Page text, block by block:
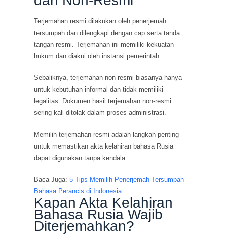
Terjemahan resmi dilakukan oleh penerjemah
tersumpah dan dilengkapi dengan cap serta tanda
tangan resmi. Terjemahan ini memiliki kekuatan
hukum dan diakui oleh instansi pemerintah.
Sebaliknya, terjemahan non-resmi biasanya hanya
untuk kebutuhan informal dan tidak memiliki
legalitas. Dokumen hasil terjemahan non-resmi
sering kali ditolak dalam proses administrasi.
Memilih terjemahan resmi adalah langkah penting
untuk memastikan akta kelahiran bahasa Rusia
dapat digunakan tanpa kendala.
Baca Juga:5 Tips Memilih Penerjemah Tersumpah
Bahasa Perancis di Indonesia
Kapan Akta Kelahiran
Bahasa Rusia Wajib
Diterjemahkan?